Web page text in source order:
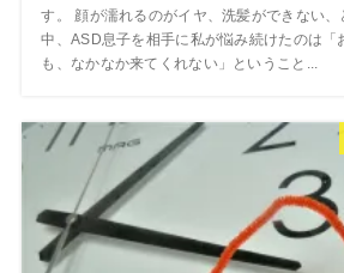
す。 顔が濡れるのがイヤ、洗髪ができない
中、ASD息子を相手に私が悩み続けたのは「
も、なかなか来てくれない」ということ...